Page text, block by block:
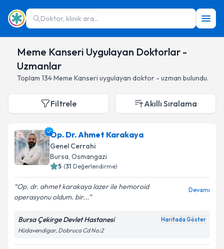
Doktor, klinik ara...
Meme Kanseri Uygulayan Doktorlar -
Uzmanlar
Toplam 134Meme Kanseri uygulayan doktor - uzman bulundu.
Filtrele Akıllı Sıralama
Op. Dr. Ahmet Karakaya
Genel Cerrahi
Bursa, Osmangazi
5 (31 Değerlendirme)
Op. dr. ahmet karakaya lazer ile hemoroid
operasyonu oldum. bir...
Devamı
Bursa Çekirge Devlet Hastanesi Haritada Göster
Hüdavendigar, Dobruca Cd No:2